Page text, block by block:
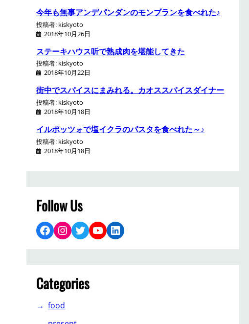
今年も無事アンデパンダンのモンブランを食べれた♪
投稿者: kiskyoto
2018年10月26日
ステーキハウス听で熟成肉を堪能してきた
投稿者: kiskyoto
2018年10月22日
街中でスパイスにまみれる。カオススパイスダイナー
投稿者: kiskyoto
2018年10月18日
イルポッツォで塩イクラのパスタを食べれた～♪
投稿者: kiskyoto
2018年10月18日
Follow Us
Facebook Instagram Twitter YouTube LinkedIn
Categories
food